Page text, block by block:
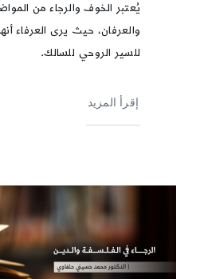
يُعتبر الخوف والرجاء من
والعرفان، حيث يرى العرفاء
للسير الروحي للسالك.
إقرأ المزيد